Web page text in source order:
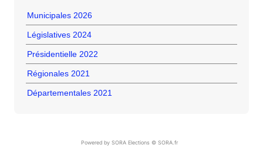
Municipales 2026
Législatives 2024
Présidentielle 2022
Régionales 2021
Départementales 2021
Powered by SORA Elections © SORA.fr